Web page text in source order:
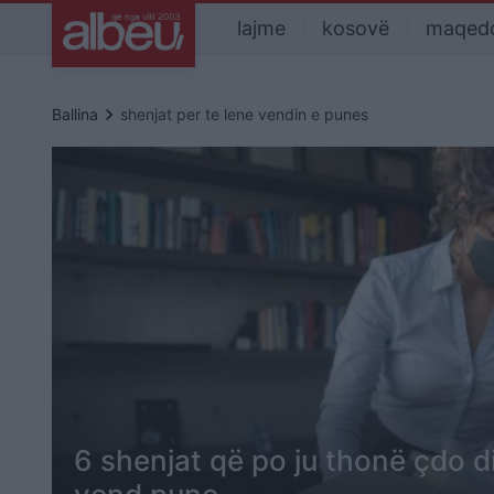
lajme kosovë
Ballina keyboard_arrow_right shenjat per te lene vendin e punes
6 shenjat që po ju thonë çdo